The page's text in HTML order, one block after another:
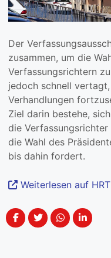
Der
zusammen, um die
Verfassungsrichtern
jedoch schnell
Verhandlungen
Ziel darin bestehe,
die
die Wahl des
bis dahin fordert.
Weiterlesen auf HRT